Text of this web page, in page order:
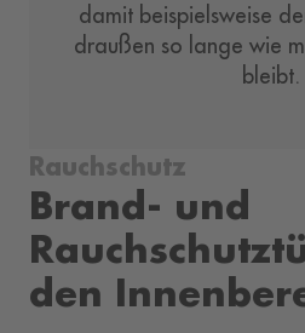
damit beispielsweise
draußen so lange wie
bleibt.
Rauchschutz
Brand- und
den